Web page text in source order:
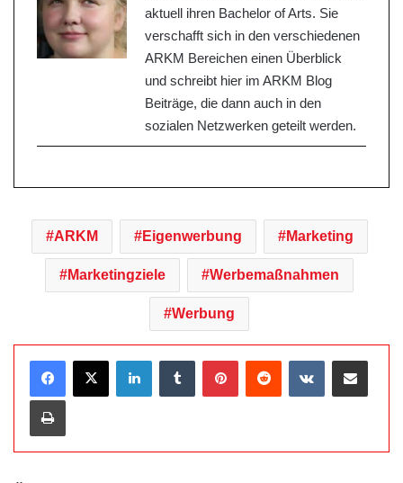
aktuell ihren Bachelor of Arts. Sie
verschafft sich in den verschiedenen
ARKM Bereichen einen Überblick
und schreibt hier im ARKM Blog
Beiträge, die dann auch in den
sozialen Netzwerken geteilt werden.
ARKM Eigenwerbung Marketing
Marketingziele Werbemaßnahmen
Werbung